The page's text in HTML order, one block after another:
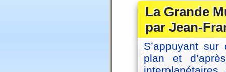
La Grande
par Jean-
S’appuyant
plan et